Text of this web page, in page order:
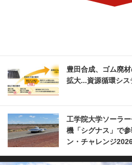
豊田合成、ゴム廃
拡大...資源循環シス
工学院大学ソーラ
機「シグナス」で
ン・チャレンジ